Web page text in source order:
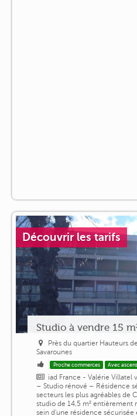
Découvrir les tarifs
Studio à vendre 15
Près du quartier Hauteurs
Savarounes
Proche commerces Avec
iad France - Valérie Villatel
– Studio rénové – Résidence
secteurs les plus agréables de
studio de 14,5 m² entièrement
sein d'une résidence